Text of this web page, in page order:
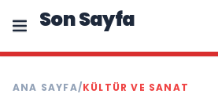
Son Sayfa
ANA SAYFA/KÜLTÜR VE SANAT